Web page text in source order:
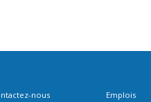
nous Emplois